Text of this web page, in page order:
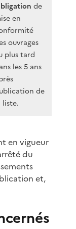
de
en
ouvrages
plus tard
les 5 ans
de
liste.
en vigueur
du
et,